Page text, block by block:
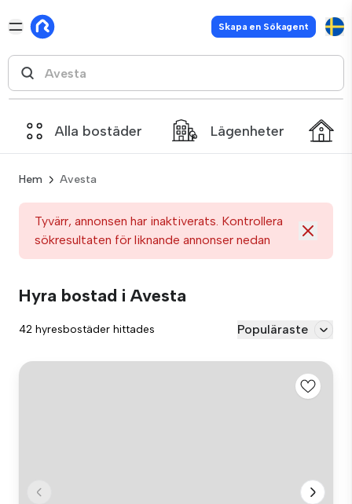
Skapa en Sökagent
Alla bostäder Lägenheter
Hem Avesta
Tyvärr, annonsen har inaktiverats. Kontrollera
sökresultaten för liknande annonser nedan
Hyra bostad i Avesta
42 hyresbostäder hittades Populäraste